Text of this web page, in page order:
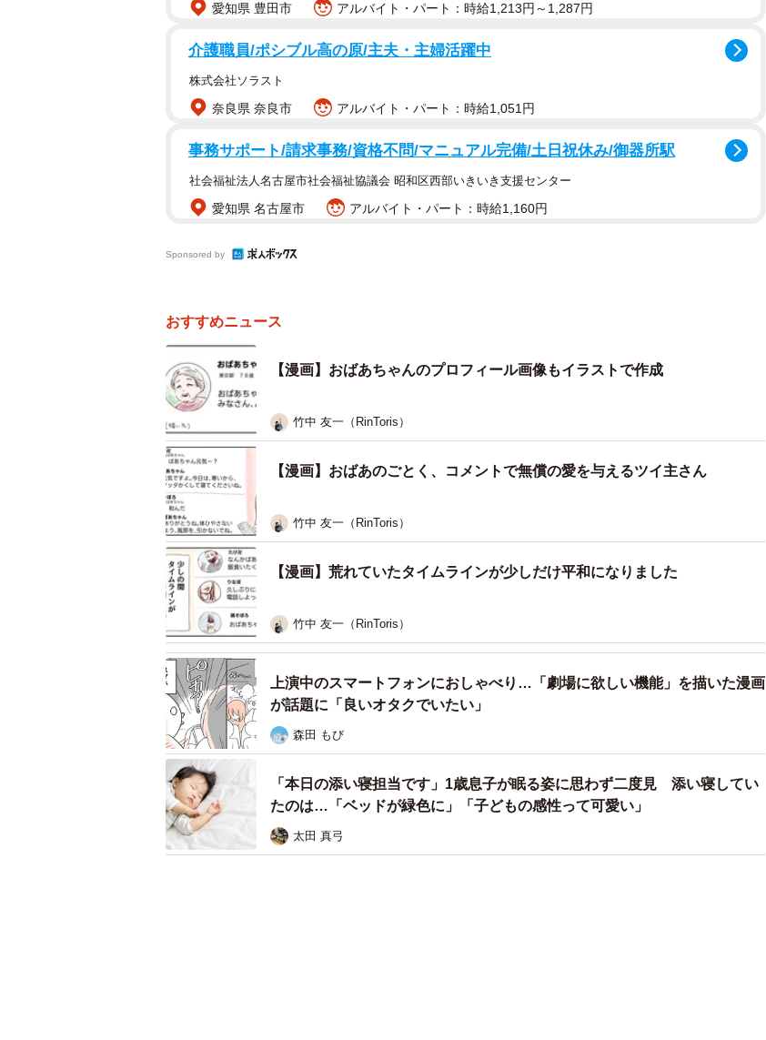
愛知県 豊田市 アルバイト・パート：時給1,213円～1,287円
介護職員/ポシブル高の原/主夫・主婦活躍中
株式会社ソラスト
奈良県 奈良市 アルバイト・パート：時給1,051円
事務サポート/請求事務/資格不問/マニュアル完備/土日祝休み/御器所駅
社会福祉法人名古屋市社会福祉協議会 昭和区西部いきいき支援センター
愛知県 名古屋市 アルバイト・パート：時給1,160円
Sponsored by
おすすめニュース
【漫画】おばあちゃんのプロフィール画像もイラストで作成
竹中 友一（RinToris）
【漫画】おばあのごとく、コメントで無償の愛を与えるツイ主さん
竹中 友一（RinToris）
【漫画】荒れていたタイムラインが少しだけ平和になりました
竹中 友一（RinToris）
上演中のスマートフォンにおしゃべり…「劇場に欲しい機能」を描いた漫画
が話題に「良いオタクでいたい」
森田 もび
「本日の添い寝担当です」1歳息子が眠る姿に思わず二度見 添い寝してい
たのは…「ベッドが緑色に」「子どもの感性って可愛い」
太田 真弓